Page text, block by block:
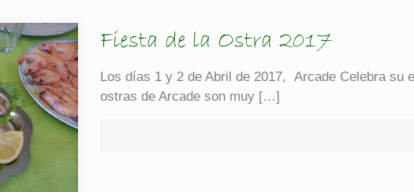
Fiesta de la Ostra 2017
Los días 1 y 2 de Abril de 2017, Arcade Celebra su
ostras de Arcade son muy[…]